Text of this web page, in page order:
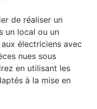
de réaliser un
un local ou un
électriciens avec
nues sous
en utilisant les
à la mise en